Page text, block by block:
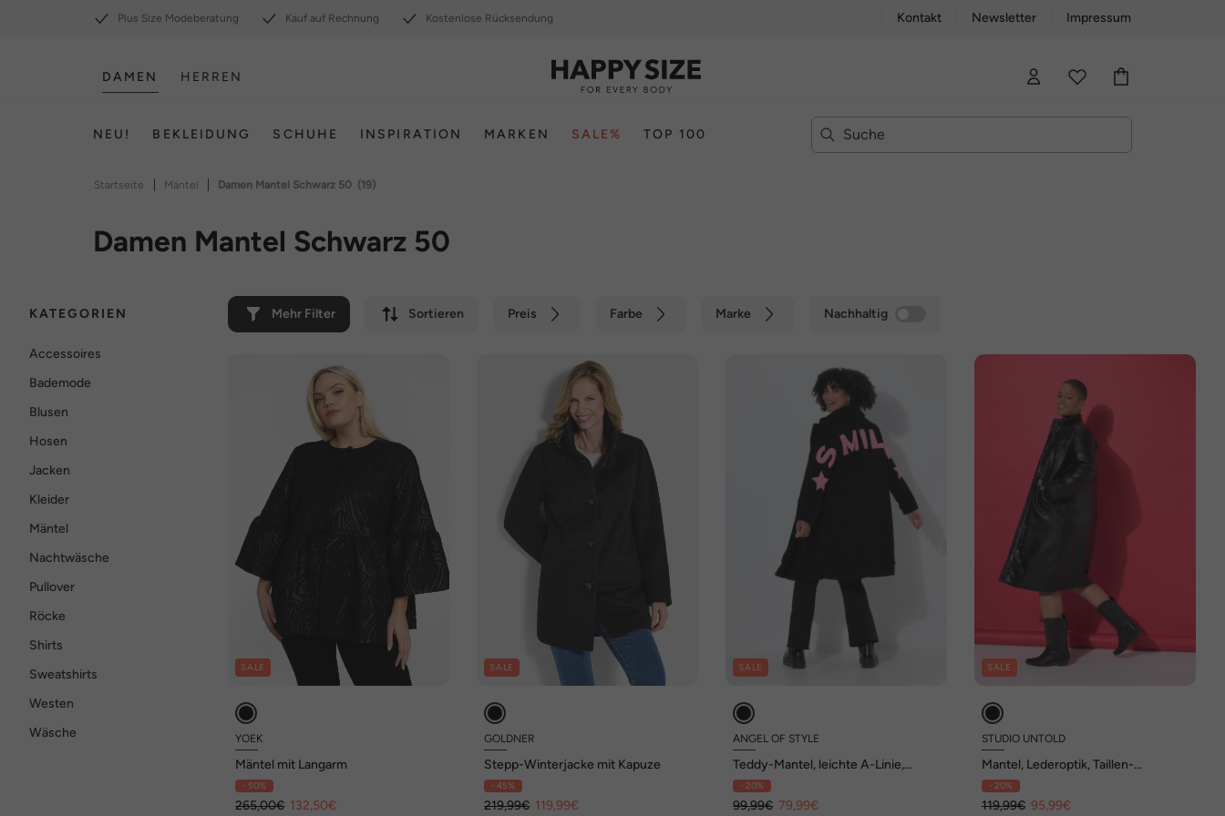
Plus Size Modeberatung Kauf auf Rechnung Kostenlose Rücksendung Kontakt Newsletter Impressum
DAMEN HERREN
NEU! BEKLEIDUNG SCHUHE INSPIRATION MARKEN SALE% TOP 100
Startseite | Mäntel | Damen Mantel Schwarz 50 (19)
Damen Mantel Schwarz 50
KATEGORIEN Mehr Filter Sortieren Preis Farbe Marke Nachhaltig
Accessoires
Bademode
Blusen
Hosen
Jacken
Kleider
Mäntel
Nachtwäsche
Pullover
Röcke
Shirts
Sweatshirts
Westen
Wäsche
SALE
YOEK
Mäntel mit Langarm
- 50%
265,00€ 132,50€
SALE
GOLDNER
Stepp-Winterjacke mit Kapuze
- 45%
219,99€ 119,99€
SALE
ANGEL OF STYLE
Teddy-Mantel, leichte A-Linie,
Rücken-Schriftzug
- 20%
99,99€ 79,99€
SALE
STUDIO UNTOLD
Mantel, Lederoptik, Taillen-
Tunnelzug
- 20%
119,99€ 95,99€